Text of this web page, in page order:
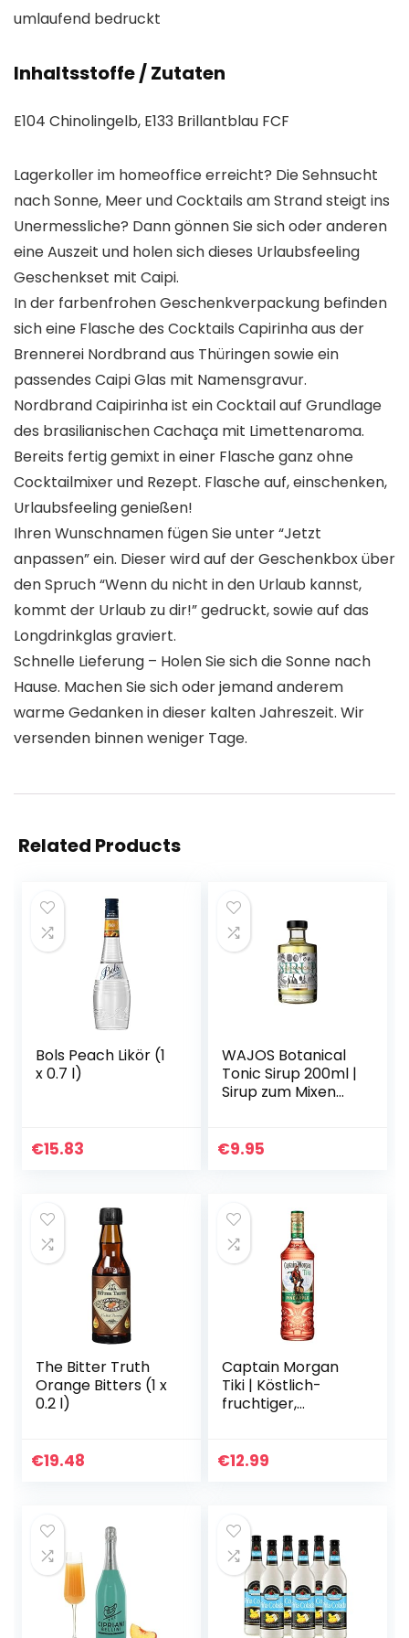
umlaufend bedruckt
Inhaltsstoffe / Zutaten
E104 Chinolingelb, E133 Brillantblau FCF
Lagerkoller im homeoffice erreicht? Die Sehnsucht
nach Sonne, Meer und Cocktails am Strand steigt ins
Unermessliche? Dann gönnen Sie sich oder anderen
eine Auszeit und holen sich dieses Urlaubsfeeling
Geschenkset mit Caipi.
In der farbenfrohen Geschenkverpackung befinden
sich eine Flasche des Cocktails Capirinha aus der
Brennerei Nordbrand aus Thüringen sowie ein
passendes Caipi Glas mit Namensgravur.
Nordbrand Caipirinha ist ein Cocktail auf Grundlage
des brasilianischen Cachaça mit Limettenaroma.
Bereits fertig gemixt in einer Flasche ganz ohne
Cocktailmixer und Rezept. Flasche auf, einschenken,
Urlaubsfeeling genießen!
Ihren Wunschnamen fügen Sie unter “Jetzt
anpassen” ein. Dieser wird auf der Geschenkbox über
den Spruch “Wenn du nicht in den Urlaub kannst,
kommt der Urlaub zu dir!” gedruckt, sowie auf das
Longdrinkglas graviert.
Schnelle Lieferung – Holen Sie sich die Sonne nach
Hause. Machen Sie sich oder jemand anderem
warme Gedanken in dieser kalten Jahreszeit. Wir
versenden binnen weniger Tage.
Related Products
Bols Peach Likör (1
x 0.7 l)
€15.83
WAJOS Botanical
Tonic Sirup 200ml |
Sirup zum Mixen
Cocktails &
€9.95
The Bitter Truth
Orange Bitters (1 x
0.2 l)
€19.48
Captain Morgan
Tiki | Köstlich-
fruchtiger,
Mango-
€12.99